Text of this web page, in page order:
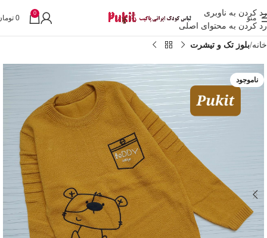
رد کردن به ناوبری
رد کردن به محتوای اصلی
منو
0
0
خانه بلوز تک و تیشرت
ناموجود